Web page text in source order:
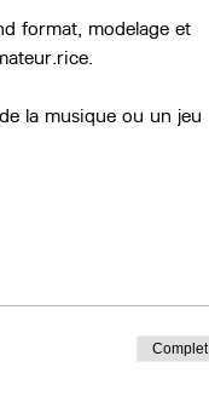
format, modelage et
la musique ou un jeu
Complet